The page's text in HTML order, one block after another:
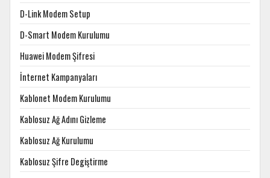
D-Link Modem Setup
D-Smart Modem Kurulumu
Huawei Modem Şifresi
İnternet Kampanyaları
Kablonet Modem Kurulumu
Kablosuz Ağ Adını Gizleme
Kablosuz Ağ Kurulumu
Kablosuz Şifre Degiştirme